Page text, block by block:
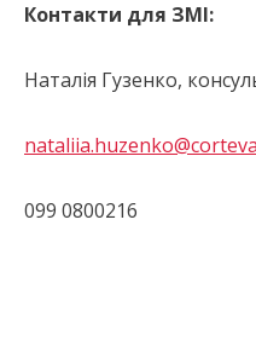
Контакти для ЗМІ:
Наталія Гузенко,
099 0800216